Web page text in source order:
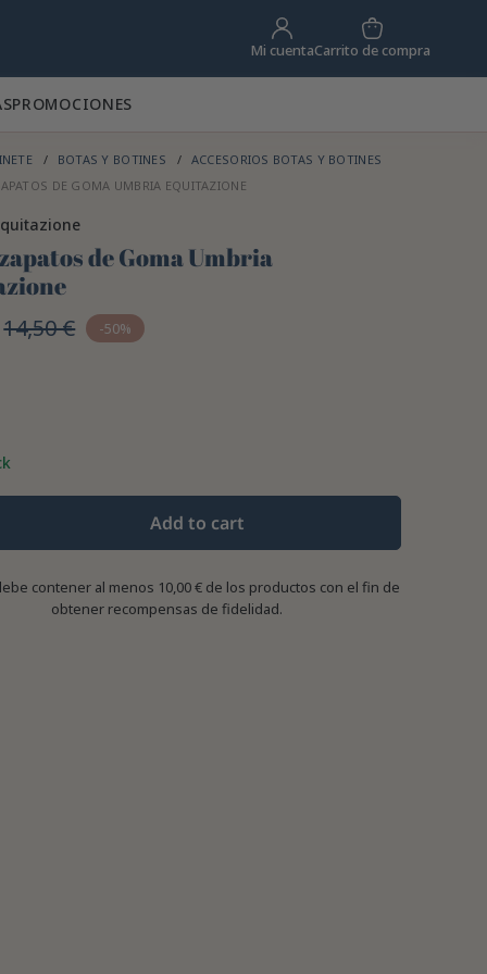
Mi cuentaCarrito de compra
PROMOCIONES
BOTAS Y BOTINES
ACCESORIOS BOTAS Y BOTINES
DE GOMA UMBRIA EQUITAZIONE
de Goma Umbria
14,50 € -50%
Add to cart
contener al menos 10,00 € de los productos con el fin de
obtener recompensas de fidelidad.